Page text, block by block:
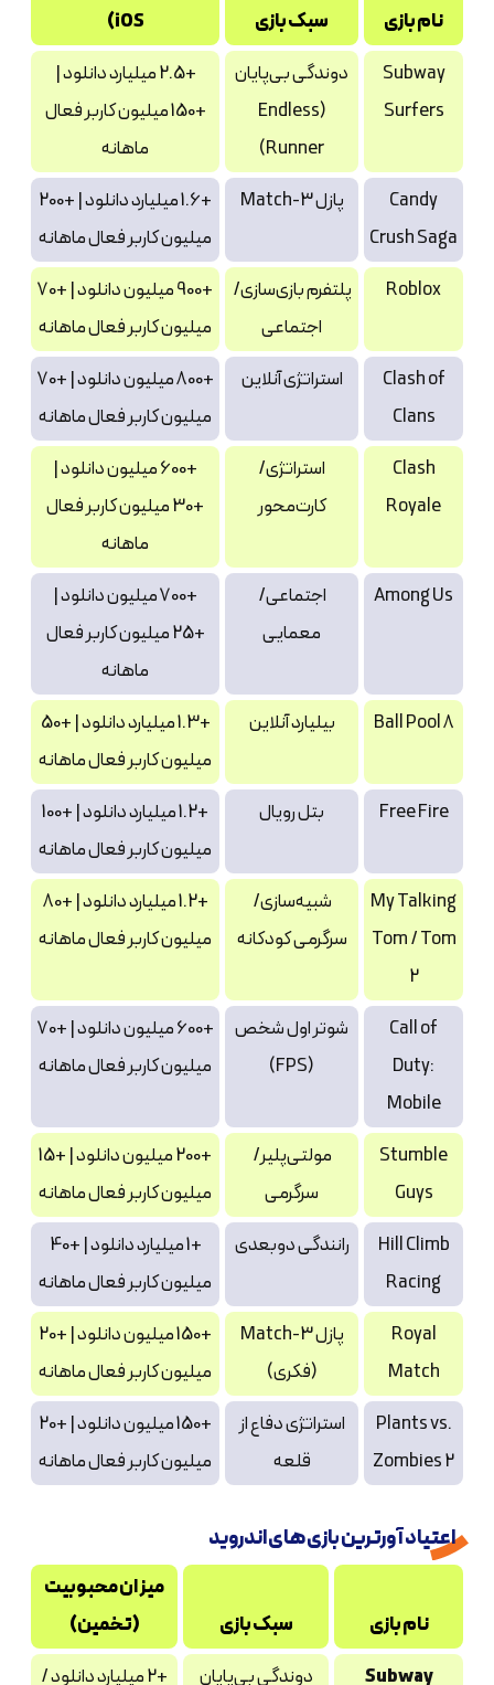
نام بازی سبک بازی
iOS)
Subway
Surfers
دوندگی بی‌پایان
(Endless
Runner)
+2.5 میلیارد دانلود |
+150 میلیون کاربر فعال
ماهانه
Candy
Crush Saga
پازل Match-3
+1.6 میلیارد دانلود | +200
میلیون کاربر فعال ماهانه
Roblox
پلتفرم بازی‌سازی/
اجتماعی
+900 میلیون دانلود | +70
میلیون کاربر فعال ماهانه
Clash of
Clans
استراتژی آنلاین
+800 میلیون دانلود | +70
میلیون کاربر فعال ماهانه
Clash
Royale
استراتژی/
کارت‌محور
+600 میلیون دانلود |
+30 میلیون کاربر فعال
ماهانه
Among Us
اجتماعی/
معمایی
+700 میلیون دانلود |
+25 میلیون کاربر فعال
ماهانه
8 Ball Pool
بیلیارد آنلاین
+1.3 میلیارد دانلود | +50
میلیون کاربر فعال ماهانه
Free Fire
بتل رویال
+1.2 میلیارد دانلود | +100
میلیون کاربر فعال ماهانه
My Talking
Tom / Tom
2
شبیه‌سازی/
سرگرمی کودکانه
+1.2 میلیارد دانلود | +80
میلیون کاربر فعال ماهانه
Call of
Duty:
Mobile
شوتر اول شخص
(FPS)
+600 میلیون دانلود | +70
میلیون کاربر فعال ماهانه
Stumble
Guys
مولتی‌پلیر/
سرگرمی
+200 میلیون دانلود | +15
میلیون کاربر فعال ماهانه
Hill Climb
Racing
رانندگی دوبعدی
+1 میلیارد دانلود | +40
میلیون کاربر فعال ماهانه
Royal
Match
پازل Match-3
(فکری)
+150 میلیون دانلود | +20
میلیون کاربر فعال ماهانه
Plants vs.
Zombies 2
استراتژی دفاع از
قلعه
+150 میلیون دانلود | +20
میلیون کاربر فعال ماهانه
اعتیاد آورترین بازی های اندروید
نام بازی سبک بازی
میزان محبوبیت
(تخمین)
Subway
دوندگی بی‌پایان +2 میلیارد دانلود /